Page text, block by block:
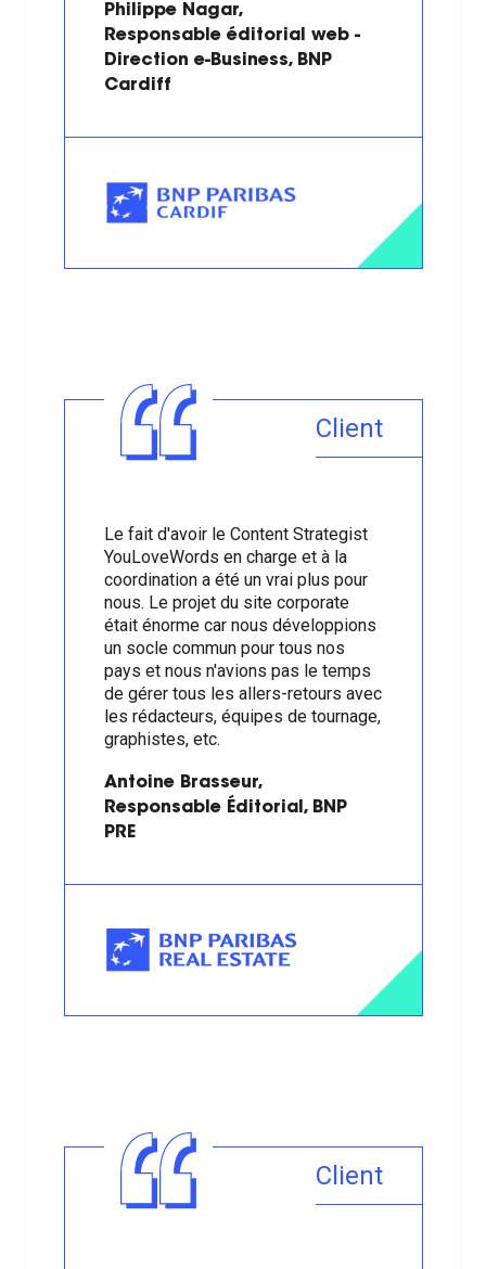
Philippe Nagar,
Responsable éditorial web -
Direction e-Business, BNP
Cardiff
Client
Le fait d'avoir le Content Strategist
YouLoveWords en charge et à la
coordination a été un vrai plus pour
nous. Le projet du site corporate
était énorme car nous développions
un socle commun pour tous nos
pays et nous n'avions pas le temps
de gérer tous les allers-retours avec
les rédacteurs, équipes de tournage,
graphistes, etc.
Antoine Brasseur,
Responsable Éditorial, BNP
PRE
Client